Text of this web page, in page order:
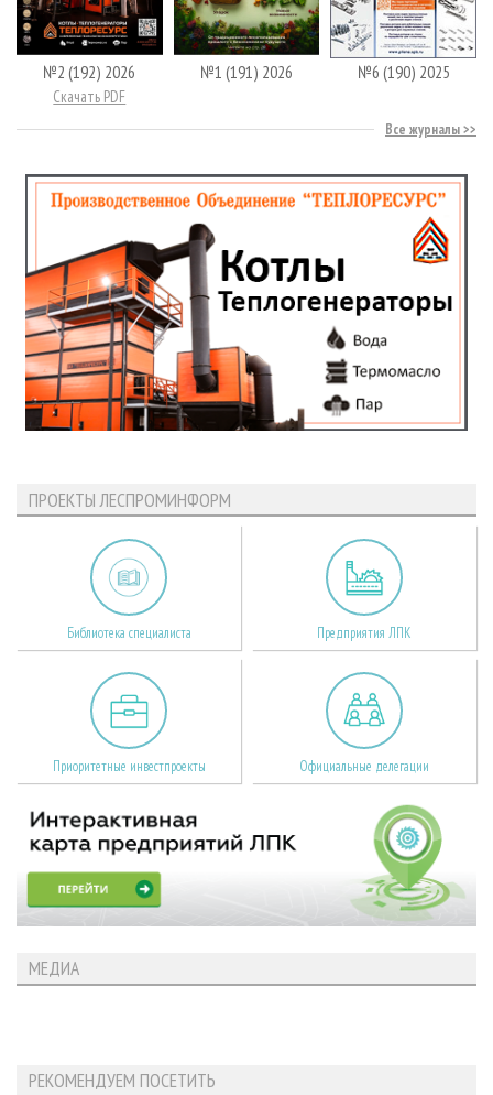
№2 (192) 2026
Скачать PDF
№1 (191) 2026 №6 (190) 2025
Все журналы
ПРОЕКТЫ ЛЕСПРОМИНФОРМ
Библиотека специалиста Предприятия ЛПК
Приоритетные инвестпроекты Официальные делегации
МЕДИА
РЕКОМЕНДУЕМ ПОСЕТИТЬ